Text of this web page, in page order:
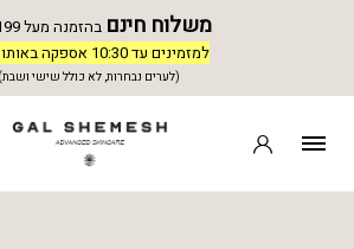
משלוח חינם בהזמנה מעל 199 ש״ח
למזמינים עד 10:30 אספקה באותו היום
(לערים נבחרות, לא כולל שישי ושבת)